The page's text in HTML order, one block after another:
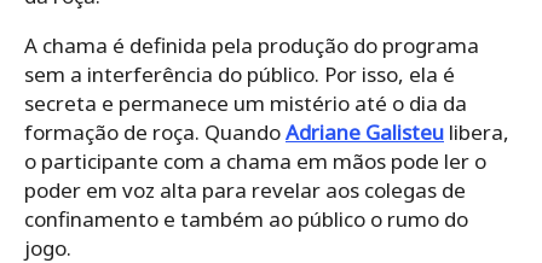
A chama é definida pela produção do programa
sem a interferência do público. Por isso, ela é
secreta e permanece um mistério até o dia da
formação de roça. QuandoAdriane Galisteu libera,
o participante com a chama em mãos pode ler o
poder em voz alta para revelar aos colegas de
confinamento e também ao público o rumo do
jogo.